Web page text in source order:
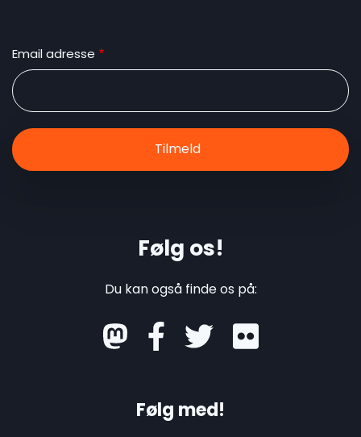
Email adresse
Følg os!
Du kan også finde os på:
mastodon
Følg med!